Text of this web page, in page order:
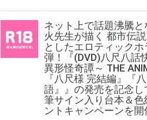
ネット上で話題沸騰と
火先生が描く 都市伝
としたエロティックホ
弾！『(DVD)八尺八話
異形怪奇譚～ THE
『八尺様 完結編』『
語』』の発売を記念し
筆サイン入り台本＆
ントキャンペーンを開